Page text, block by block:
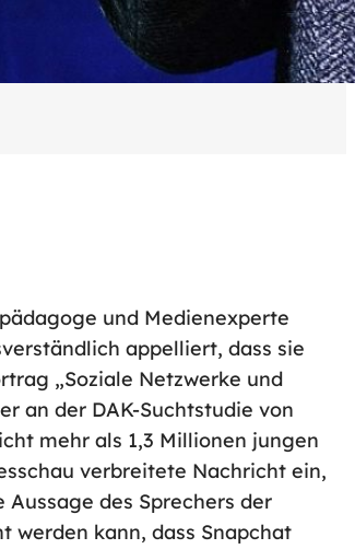
und Medienexperte
appelliert, dass sie
„Soziale Netzwerke und
an der DAK-Suchtstudie von
mehr als 1,3 Millionen jungen
verbreitete Nachricht ein,
des Sprechers der
werden kann, dass Snapchat